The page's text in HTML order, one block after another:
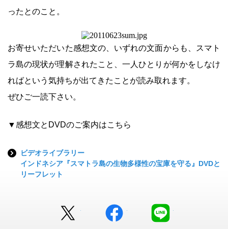
ったとのこと。
お寄せいただいた感想文の、いずれの文面からも、スマト
ラ島の現状が理解されたこと、一人ひとりが何かをしなけ
ればという気持ちが出てきたことが読み取れます。
ぜひご一読下さい。
▼感想文とDVDのご案内はこちら
ビデオライブラリー
インドネシア『スマトラ島の生物多様性の宝庫を守る』DVDと
リーフレット
facebook